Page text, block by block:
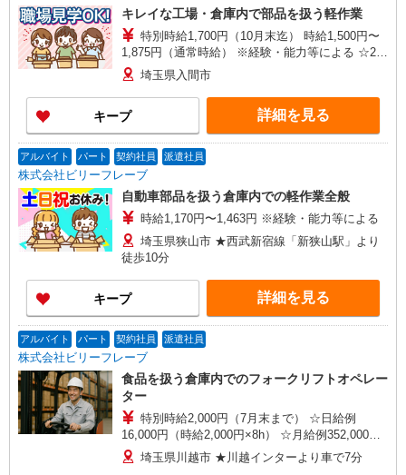
キレイな工場・倉庫内で部品を扱う軽作業
特別時給1,700円（10月末迄） 時給1,500円〜
1,875円（通常時給） ※経験・能力等による ☆25
万円以上稼げます！ 例）特別時給1,700円
×7.75H×22日＝289,850円
埼玉県入間市
キープ 詳細を見る
アルバイト パート 契約社員 派遣社員
株式会社ビリーフレーブ
自動車部品を扱う倉庫内での軽作業全般
時給1,170円〜1,463円 ※経験・能力等による
埼玉県狭山市 ★西武新宿線「新狭山駅」より
徒歩10分
キープ 詳細を見る
アルバイト パート 契約社員 派遣社員
株式会社ビリーフレーブ
食品を扱う倉庫内でのフォークリフトオペレー
ター
特別時給2,000円（7月末まで） ☆日給例
16,000円（時給2,000円×8h） ☆月給例352,000円
（時給2,000円×8h×22日） 時給1,700円〜2,125円
（通常時給） ※経験・能力等による
埼玉県川越市 ★川越インターより車で7分